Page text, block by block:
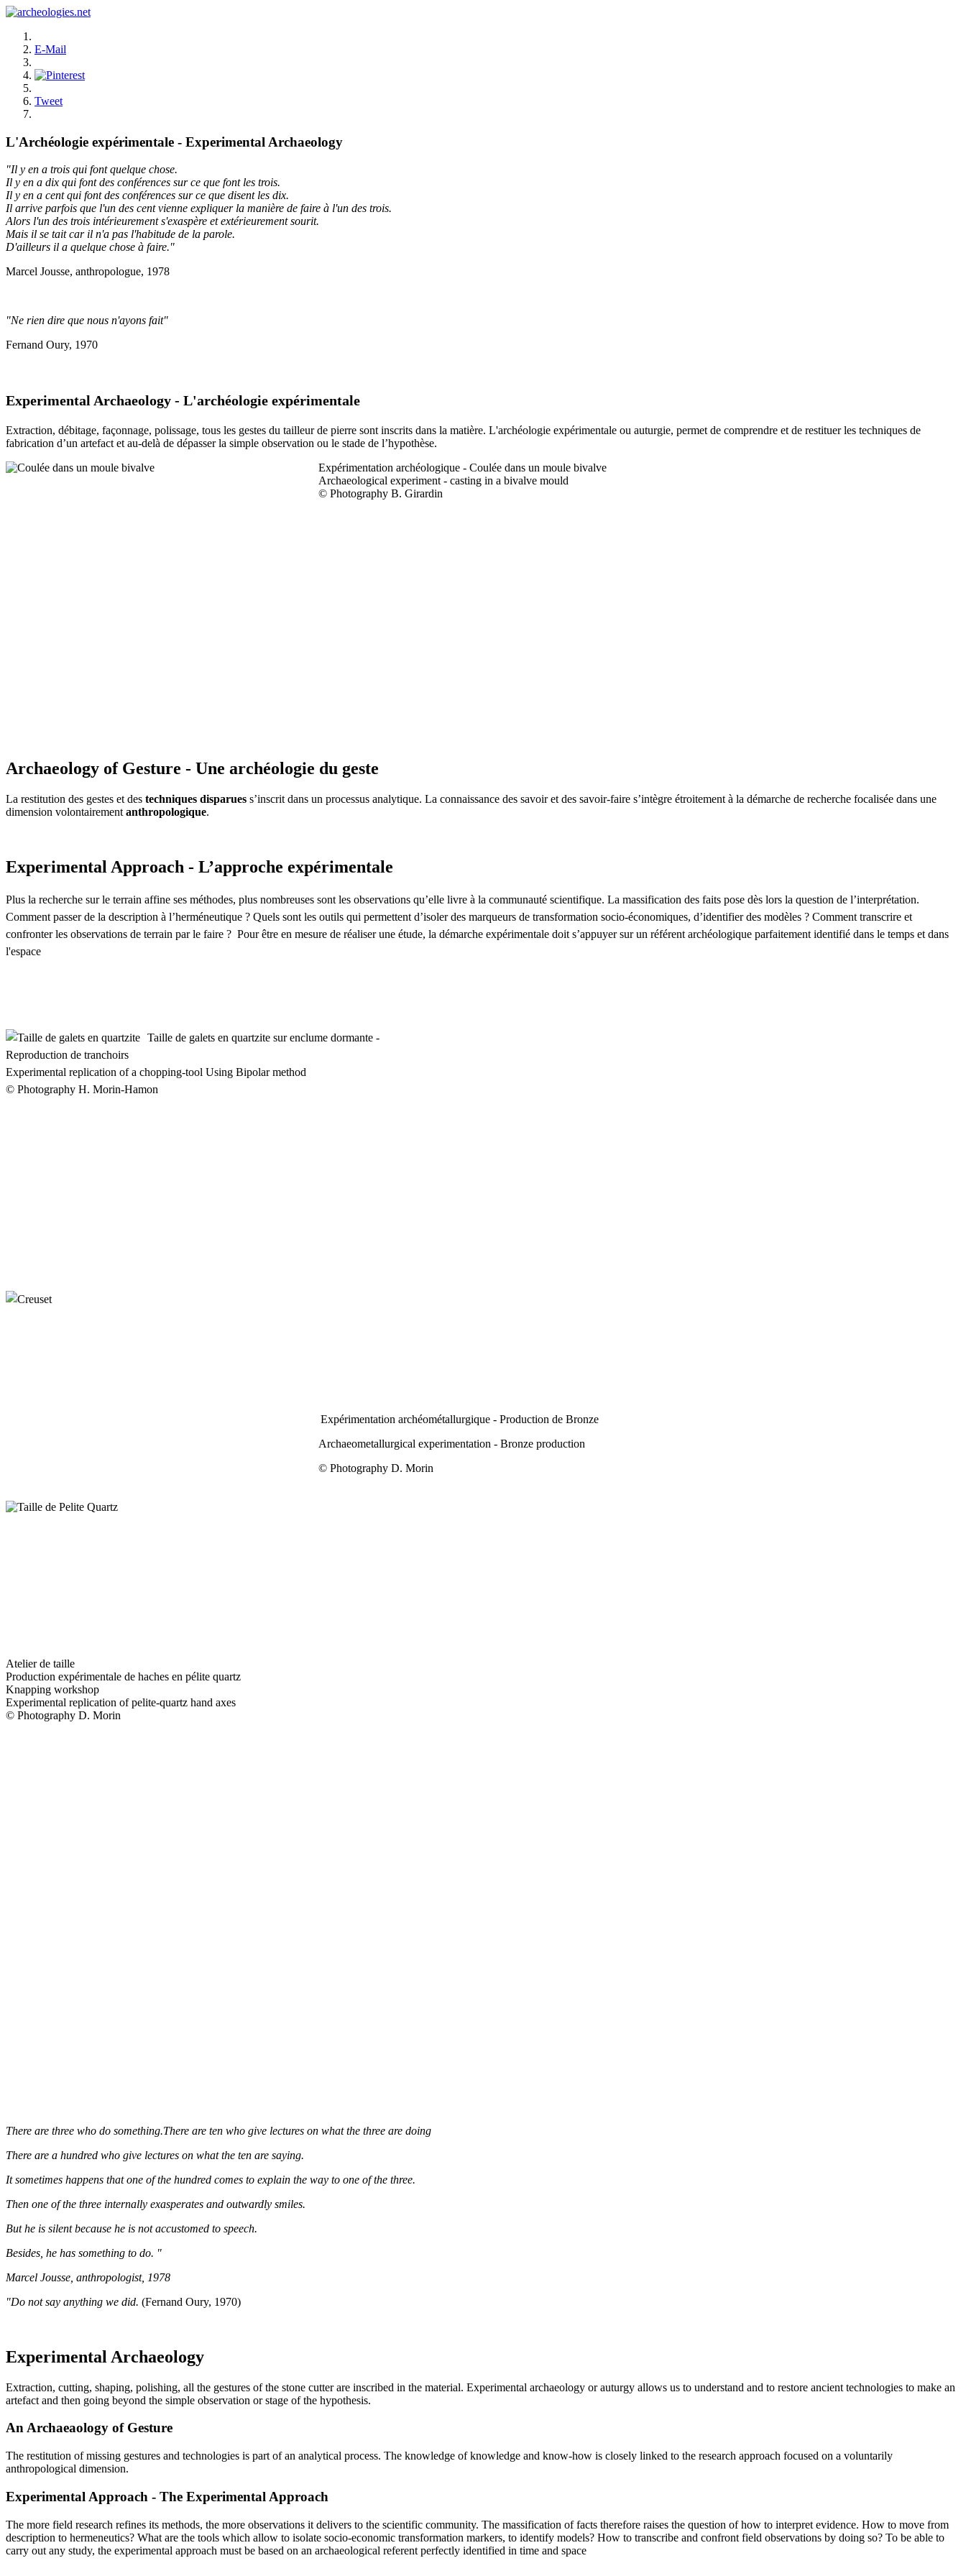
E-Mail
Tweet
L'Archéologie expérimentale - Experimental Archaeology
"Il y en a trois qui font quelque chose.
Il y en a dix qui font des conférences sur ce que font les trois.
Il y en a cent qui font des conférences sur ce que disent les dix.
Il arrive parfois que l'un des cent vienne expliquer la manière de faire à l'un des trois.
Alors l'un des trois intérieurement s'exaspère et extérieurement sourit.
Mais il se tait car il n'a pas l'habitude de la parole.
D'ailleurs il a quelque chose à faire."
Marcel Jousse, anthropologue, 1978
"Ne rien dire que nous n'ayons fait"
Fernand Oury, 1970
Experimental Archaeology - L'archéologie expérimentale
Extraction, débitage, façonnage, polissage, tous les gestes du tailleur de pierre sont inscrits dans la matière. L'archéologie expérimentale ou auturgie, permet de comprendre et de restituer les techniques de
fabrication d’un artefact et au-delà de dépasser la simple observation ou le stade de l’hypothèse.
Expérimentation archéologique - Coulée dans un moule bivalve
Archaeological experiment - casting in a bivalve mould
© Photography B. Girardin
Archaeology of Gesture - Une archéologie du geste
La restitution des gestes et des techniques disparues s’inscrit dans un processus analytique. La connaissance des savoir et des savoir-faire s’intègre étroitement à la démarche de recherche focalisée dans une
dimension volontairement anthropologique.
Experimental Approach - L’approche expérimentale
Plus la recherche sur le terrain affine ses méthodes, plus nombreuses sont les observations qu’elle livre à la communauté scientifique. La massification des faits pose dès lors la question de l’interprétation.
Comment passer de la description à l’herméneutique ? Quels sont les outils qui permettent d’isoler des marqueurs de transformation socio-économiques, d’identifier des modèles ? Comment transcrire et
confronter les observations de terrain par le faire ? Pour être en mesure de réaliser une étude, la démarche expérimentale doit s’appuyer sur un référent archéologique parfaitement identifié dans le temps et dans
l'espace
Taille de galets en quartzite sur enclume dormante -
Reproduction de tranchoirs
Experimental replication of a chopping-tool Using Bipolar method
© Photography H. Morin-Hamon
Expérimentation archéométallurgique - Production de Bronze
Archaeometallurgical experimentation - Bronze production
© Photography D. Morin
Atelier de taille
Production expérimentale de haches en pélite quartz
Knapping workshop
Experimental replication of pelite-quartz hand axes
© Photography D. Morin
There are three who do something.There are ten who give lectures on what the three are doing
There are a hundred who give lectures on what the ten are saying.
It sometimes happens that one of the hundred comes to explain the way to one of the three.
Then one of the three internally exasperates and outwardly smiles.
But he is silent because he is not accustomed to speech.
Besides, he has something to do. "
Marcel Jousse, anthropologist, 1978
"Do not say anything we did. (Fernand Oury, 1970)
Experimental Archaeology
Extraction, cutting, shaping, polishing, all the gestures of the stone cutter are inscribed in the material. Experimental archaeology or auturgy allows us to understand and to restore ancient technologies to make an
artefact and then going beyond the simple observation or stage of the hypothesis.
An Archaeaology of Gesture
The restitution of missing gestures and technologies is part of an analytical process. The knowledge of knowledge and know-how is closely linked to the research approach focused on a voluntarily
anthropological dimension.
Experimental Approach - The Experimental Approach
The more field research refines its methods, the more observations it delivers to the scientific community. The massification of facts therefore raises the question of how to interpret evidence. How to move from
description to hermeneutics? What are the tools which allow to isolate socio-economic transformation markers, to identify models? How to transcribe and confront field observations by doing so? To be able to
carry out any study, the experimental approach must be based on an archaeological referent perfectly identified in time and space